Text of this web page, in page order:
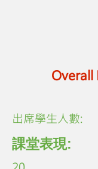
Overall
​出席學生人數:
課堂表現: